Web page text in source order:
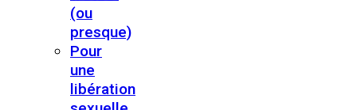
(ou
presque)
Pour
une
libération